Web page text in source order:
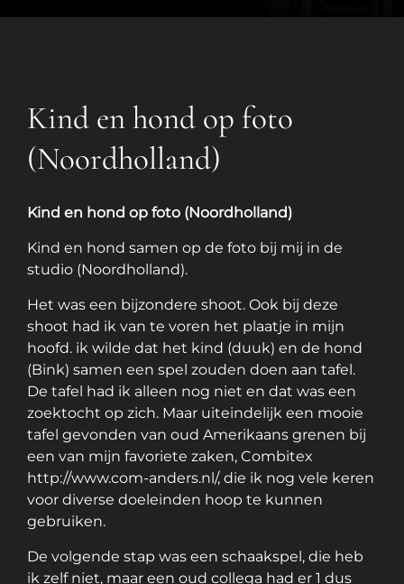
Kind en hond op foto
(Noordholland)
Kind en hond op foto (Noordholland)
Kind en hond samen op de foto bij mij in de
studio (Noordholland).
Het was een bijzondere shoot. Ook bij deze
shoot had ik van te voren het plaatje in mijn
hoofd. ik wilde dat het kind (duuk) en de hond
(Bink) samen een spel zouden doen aan tafel.
De tafel had ik alleen nog niet en dat was een
zoektocht op zich. Maar uiteindelijk een mooie
tafel gevonden van oud Amerikaans grenen bij
een van mijn favoriete zaken, Combitex
http://www.com-anders.nl/, die ik nog vele keren
voor diverse doeleinden hoop te kunnen
gebruiken.
De volgende stap was een schaakspel, die heb
ik zelf niet, maar een oud collega had er 1 dus